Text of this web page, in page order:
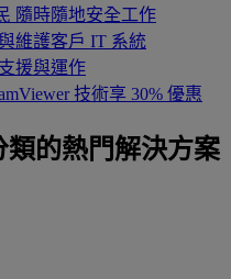
隨時隨地安全工作
維護客戶 IT 系統
援與運作
技術享 30% 優惠
類的熱門解決方案